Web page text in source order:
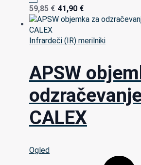
59,85€ 41,90 €
Infrardeči (IR) merilniki
APSW
CALEX
Ogled